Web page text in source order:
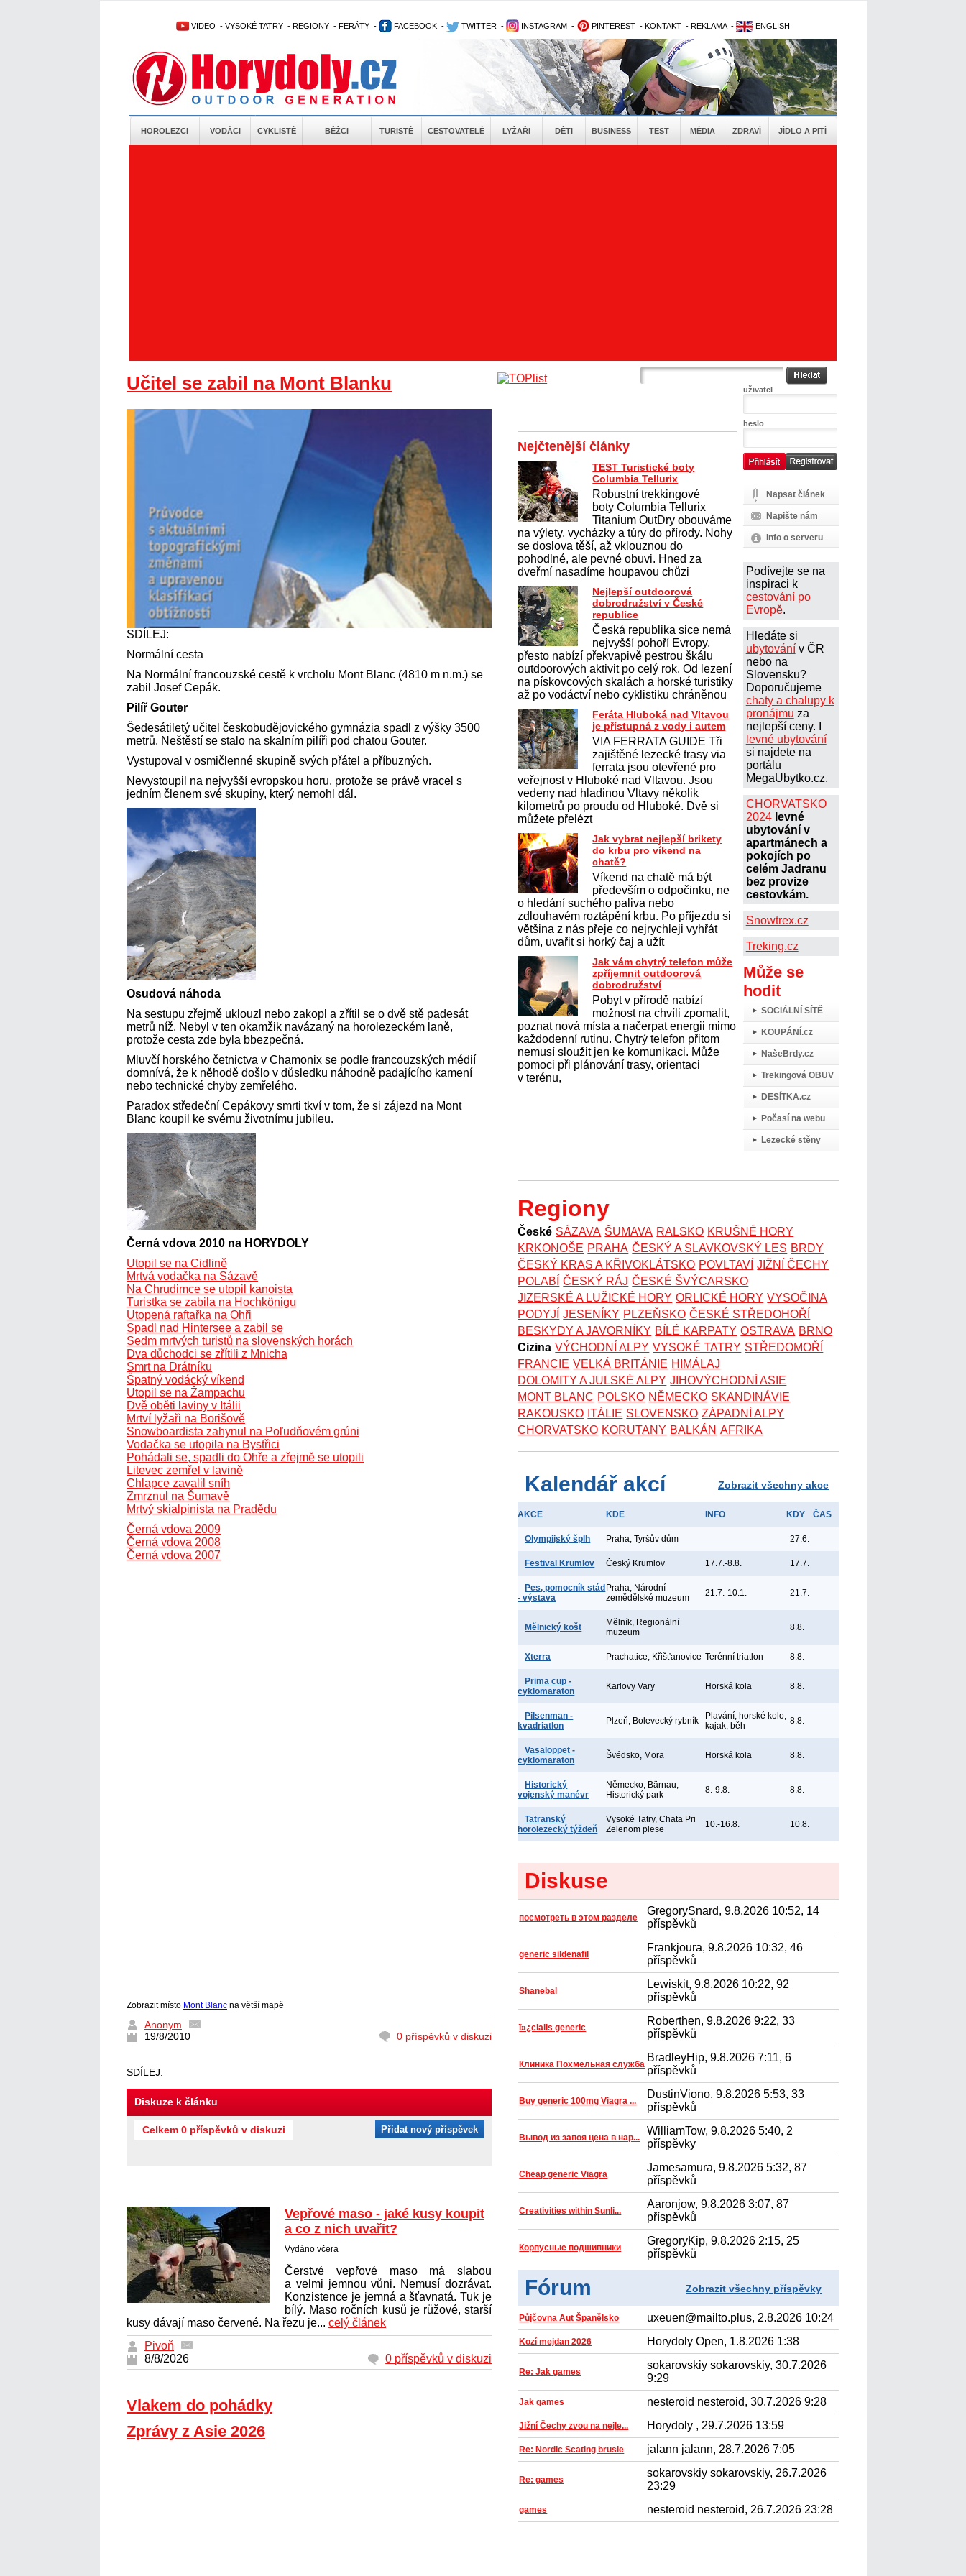
VIDEO - VYSOKÉ TATRY - REGIONY - FERÁTY - FACEBOOK - TWITTER - INSTAGRAM - PINTEREST - KONTAKT - REKLAMA - ENGLISH
HOROLEZCI VODÁCI CYKLISTÉ BĚŽCI TURISTÉ CESTOVATELÉ LYŽAŘI DĚTI BUSINESS TEST MÉDIA ZDRAVÍ JÍDLO A PITÍ
Učitel se zabil na Mont Blanku
SDÍLEJ:
Normální cesta
Na Normální francouzské cestě k vrcholu Mont Blanc (4810 m n.m.) se
zabil Josef Cepák.
Pilíř Gouter
Šedesátiletý učitel českobudějovického gymnázia spadl z výšky 3500
metrů. Neštěstí se stalo na skalním pilíři pod chatou Gouter.
Vystupoval v osmičlenné skupině svých přátel a příbuzných.
Nevystoupil na nejvyšší evropskou horu, protože se právě vracel s
jedním členem své skupiny, který nemohl dál.
Osudová náhoda
Na sestupu zřejmě uklouzl nebo zakopl a zřítil se o dvě stě padesát
metrů níž. Nebyl v ten okamžik navázaný na horolezeckém laně,
protože cesta zde byla bbezpečná.
Mluvčí horského četnictva v Chamonix se podle francouzských médií
domnívá, že k něhodě došlo v důsledku náhodně padajícího kamení
nebo technické chyby zemřelého.
Paradox středeční Cepákovy smrti tkví v tom, že si zájezd na Mont
Blanc koupil ke svému životnímu jubileu.
Černá vdova 2010 na HORYDOLY
Utopil se na Cidlině
Mrtvá vodačka na Sázavě
Na Chrudimce se utopil kanoista
Turistka se zabila na Hochkönigu
Utopená raftařka na Ohři
Spadl nad Hintersee a zabil se
Sedm mrtvých turistů na slovenských horách
Dva důchodci se zřítili z Mnicha
Smrt na Drátníku
Špatný vodácký víkend
Utopil se na Žampachu
Dvě oběti laviny v Itálii
Mrtví lyžaři na Borišově
Snowboardista zahynul na Poľudňovém grúni
Vodačka se utopila na Bystřici
Pohádali se, spadli do Ohře a zřejmě se utopili
Litevec zemřel v lavině
Chlapce zavalil sníh
Zmrznul na Šumavě
Mrtvý skialpinista na Pradědu
Černá vdova 2009
Černá vdova 2008
Černá vdova 2007
Zobrazit místo Mont Blanc na větší mapě
Anonym
19/8/2010
0 příspěvků v diskuzi
SDÍLEJ:
Diskuze k článku
Celkem 0 příspěvků v diskuzi Přidat nový příspěvek
Vepřové maso - jaké kusy koupit
a co z nich uvařit?
Vydáno včera
Čerstvé vepřové maso má slabou
a velmi jemnou vůni. Nemusí dozrávat.
Konzistence je jemná a šťavnatá. Tuk je
bílý. Maso ročních kusů je růžové, starší
kusy dávají maso červené. Na řezu je... celý článek
Pivoň
8/8/2026
0 příspěvků v diskuzi
Vlakem do pohádky
Zprávy z Asie 2026
uživatel
heslo
Napsat článek
Napište nám
Info o serveru
Podívejte se na
inspiraci k
cestování po
Evropě.
Hledáte si
ubytovánív ČR
nebo na
Slovensku?
Doporučujeme
chaty a chalupy k
pronájmu za
nejlepší ceny. I
levné ubytování
si najdete na
portálu
MegaUbytko.cz.
CHORVATSKO
2024 levné
ubytování v
apartmánech a
pokojích po
celém Jadranu
bez provize
cestovkám.
Snowtrex.cz
Treking.cz
Může se
hodit
SOCIÁLNÍ SÍTĚ
KOUPÁNÍ.cz
NašeBrdy.cz
Trekingová OBUV
DESÍTKA.cz
Počasí na webu
Lezecké stěny
Nejčtenější články
TEST Turistické boty
Columbia Tellurix
Robustní trekkingové
boty Columbia Tellurix
Titanium OutDry obouváme
na výlety, vycházky a túry do přírody. Nohy
se doslova těší, až vklouznou do
pohodlné, ale pevné obuvi. Hned za
dveřmí nasadíme houpavou chůzi
Nejlepší outdoorová
dobrodružství v České
republice
Česká republika sice nemá
nejvyšší pohoří Evropy,
přesto nabízí překvapivě pestrou škálu
outdoorových aktivit po celý rok. Od lezení
na pískovcových skalách a horské turistiky
až po vodáctví nebo cyklistiku chráněnou
Feráta Hluboká nad Vltavou
je přístupná z vody i autem
VIA FERRATA GUIDE Tři
zajištěné lezecké trasy via
ferrata jsou otevřené pro
veřejnost v Hluboké nad Vltavou. Jsou
vedeny nad hladinou Vltavy několik
kilometrů po proudu od Hluboké. Dvě si
můžete přelézt
Jak vybrat nejlepší brikety
do krbu pro víkend na
chatě?
Víkend na chatě má být
především o odpočinku, ne
o hledání suchého paliva nebo
zdlouhavém roztápění krbu. Po příjezdu si
většina z nás přeje co nejrychleji vyhřát
dům, uvařit si horký čaj a užít
Jak vám chytrý telefon může
zpříjemnit outdoorová
dobrodružství
Pobyt v přírodě nabízí
možnost na chvíli zpomalit,
poznat nová místa a načerpat energii mimo
každodenní rutinu. Chytrý telefon přitom
nemusí sloužit jen ke komunikaci. Může
pomoci při plánování trasy, orientaci
v terénu,
Regiony
České SÁZAVA ŠUMAVA RALSKO KRUŠNÉ HORY
KRKONOŠE PRAHA ČESKÝ A SLAVKOVSKÝ LES BRDY
ČESKÝ KRAS A KŘIVOKLÁTSKO POVLTAVÍ JIŽNÍ ČECHY
POLABÍ
ČESKÝ RÁJ ČESKÉ ŠVÝCARSKO
JIZERSKÉ A LUŽICKÉ HORY ORLICKÉ HORY VYSOČINA
PODYJÍ
JESENÍKY PLZEŇSKO ČESKÉ STŘEDOHOŘÍ
BESKYDY A JAVORNÍKY BÍLÉ KARPATY OSTRAVA BRNO
Cizina VÝCHODNÍ ALPY VYSOKÉ TATRY STŘEDOMOŘÍ
FRANCIE VELKÁ BRITÁNIE HIMÁLAJ
DOLOMITY A JULSKÉ ALPY JIHOVÝCHODNÍ ASIE
MONT BLANC POLSKO NĚMECKO SKANDINÁVIE
RAKOUSKO ITÁLIE SLOVENSKO ZÁPADNÍ ALPY
CHORVATSKO KORUTANY BALKÁN AFRIKA
Kalendář akcí Zobrazit všechny akce
AKCE KDE INFO KDY ČAS
Olympijský šplh Praha, Tyršův dům 27.6.
Festival Krumlov Český Krumlov 17.7.-8.8. 17.7.
Pes, pomocník stád
- výstava
Praha, Národní
zemědělské muzeum
21.7.-10.1. 21.7.
Mělnický košt
Mělník, Regionální
muzeum
8.8.
Xterra Prachatice, Křišťanovice Terénní triatlon 8.8.
Prima cup -
cyklomaraton
Karlovy Vary Horská kola 8.8.
Pilsenman -
kvadriatlon
Plzeň, Bolevecký rybník
Plavání, horské kolo,
kajak, běh
8.8.
Vasaloppet -
cyklomaraton
Švédsko, Mora Horská kola 8.8.
Historický
vojenský manévr
Německo, Bärnau,
Historický park
8.-9.8. 8.8.
Tatranský
horolezecký týždeň
Vysoké Tatry, Chata Pri
Zelenom plese
10.-16.8. 10.8.
Diskuse
посмотреть в этом разделе
GregorySnard, 9.8.2026 10:52, 14
příspěvků
generic sildenafil
Frankjoura, 9.8.2026 10:32, 46
příspěvků
Shanebal
Lewiskit, 9.8.2026 10:22, 92
příspěvků
ï»¿cialis generic
Roberthen, 9.8.2026 9:22, 33
příspěvků
Клиника Похмельная служба
BradleyHip, 9.8.2026 7:11, 6
příspěvků
Buy generic 100mg Viagra ...
DustinViono, 9.8.2026 5:53, 33
příspěvků
Вывод из запоя цена в нар...
WilliamTow, 9.8.2026 5:40, 2
příspěvky
Cheap generic Viagra
Jamesamura, 9.8.2026 5:32, 87
příspěvků
Creativities within Sunli...
Aaronjow, 9.8.2026 3:07, 87
příspěvků
Корпусные подшипники
GregoryKip, 9.8.2026 2:15, 25
příspěvků
Fórum Zobrazit všechny příspěvky
Půjčovna Aut Španělsko uxeuen@mailto.plus, 2.8.2026 10:24
Kozí mejdan 2026 Horydoly Open, 1.8.2026 1:38
Re: Jak games
sokarovskiy sokarovskiy, 30.7.2026
9:29
Jak games nesteroid nesteroid, 30.7.2026 9:28
Jižní Čechy zvou na nejle... Horydoly , 29.7.2026 13:59
Re: Nordic Scating brusle jalann jalann, 28.7.2026 7:05
Re: games
sokarovskiy sokarovskiy, 26.7.2026
23:29
games nesteroid nesteroid, 26.7.2026 23:28